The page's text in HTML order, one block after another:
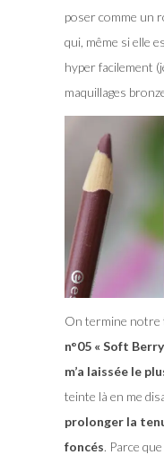
poser comme un
qui, même si elle
hyper facilement
maquillages
On termine notre
n°05 « Soft
m’a laissée le
teinte là en me
prolonger la
foncés. Parce